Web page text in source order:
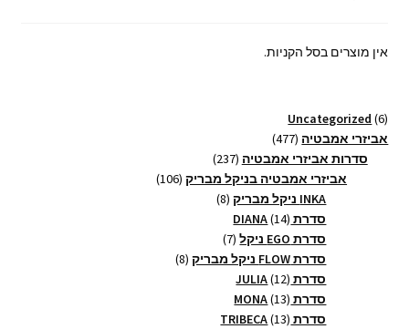
אין מוצרים בסל הקניות.
Uncategorized 6
6
מוצרים
אביזרי אמבטיה 477
477
מוצרים
סדרות אביזרי אמבטיה 237
237
מוצרים
אביזרי אמבטיה בניקל מבריק 106
106
INKA ניקל מבריק 8
8
סדרת DIANA 14
14
מוצרים סדרת EGO ניקל 7
7
מוצרים
סדרת FLOW ניקל מבריק 8
8
סדרת JULIA 12
12
מוצרים סדרת MONA 13
13
מוצרים סדרת TRIBECA 13
13